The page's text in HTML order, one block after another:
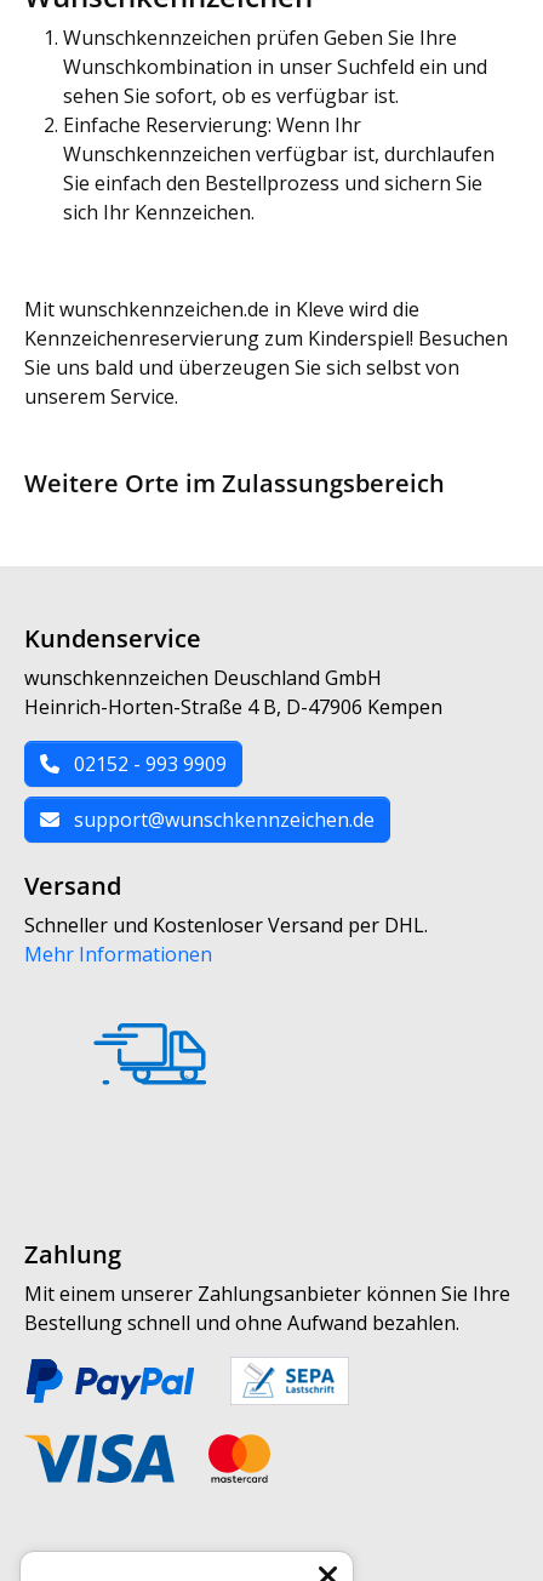
Wunschkennzeichen prüfen Geben Sie Ihre
Wunschkombination in unser Suchfeld ein und
sehen Sie sofort, ob es verfügbar ist.
Einfache Reservierung: Wenn Ihr
Wunschkennzeichen verfügbar ist, durchlaufen
Sie einfach den Bestellprozess und sichern Sie
sich Ihr Kennzeichen.
Mit wunschkennzeichen.de in Kleve wird die
Kennzeichenreservierung zum Kinderspiel! Besuchen
Sie uns bald und überzeugen Sie sich selbst von
unserem Service.
Weitere Orte im Zulassungsbereich
Kundenservice
wunschkennzeichen Deuschland GmbH
Heinrich-Horten-Straße 4 B, D-47906 Kempen
02152 - 993 9909
support@wunschkennzeichen.de
Versand
Schneller und Kostenloser Versand per DHL.
Mehr Informationen
Zahlung
Mit einem unserer Zahlungsanbieter können Sie Ihre
Bestellung schnell und ohne Aufwand bezahlen.